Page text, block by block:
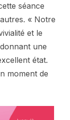
séance
« Notre
et le
une
état.
moment de